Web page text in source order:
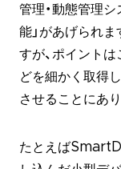
管理・動態管理
能」があげられ
すが、ポイント
どを細かく取得
させることにあり
たとえば